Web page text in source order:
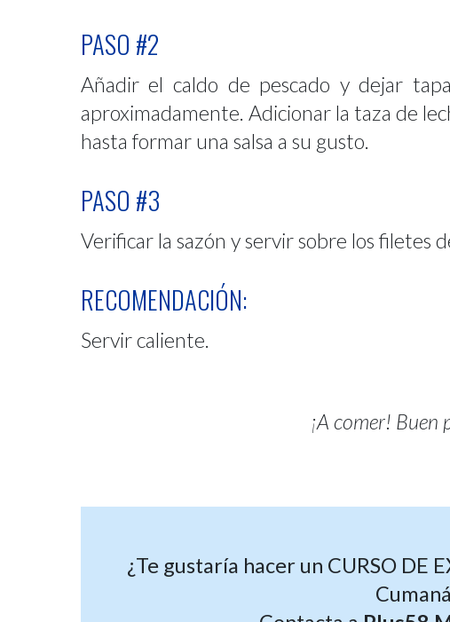
PASO #2
Añadir el caldo de pescado y dejar
aproximadamente. Adicionar la taza de
hasta formar una salsa a su gusto.
PASO #3
Verificar la sazón y servir sobre los filetes
RECOMENDACIÓN:
Servir caliente.
¡A comer! Buen
¿Te gustaría hacer un CURSO DE